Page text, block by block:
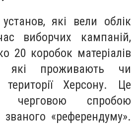
які вели облік
виборчих кампаній,
20 коробок матеріалів
які проживають чи
Херсону. Це
черговою спробою
«референдуму».